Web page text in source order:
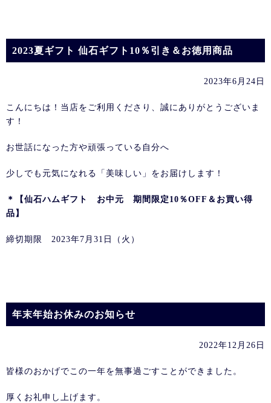
2023夏ギフト 仙石ギフト10％引き＆お徳用商品
2023年6月24日
こんにちは！当店をご利用くださり、誠にありがとうございま
す！
お世話になった方や頑張っている自分へ
少しでも元気になれる「美味しい」をお届けします！
＊【仙石ハムギフト お中元 期間限定10％OFF＆お買い得
品】
締切期限 2023年7月31日（火）
年末年始お休みのお知らせ
2022年12月26日
皆様のおかげでこの一年を無事過ごすことができました。
厚くお礼申し上げます。